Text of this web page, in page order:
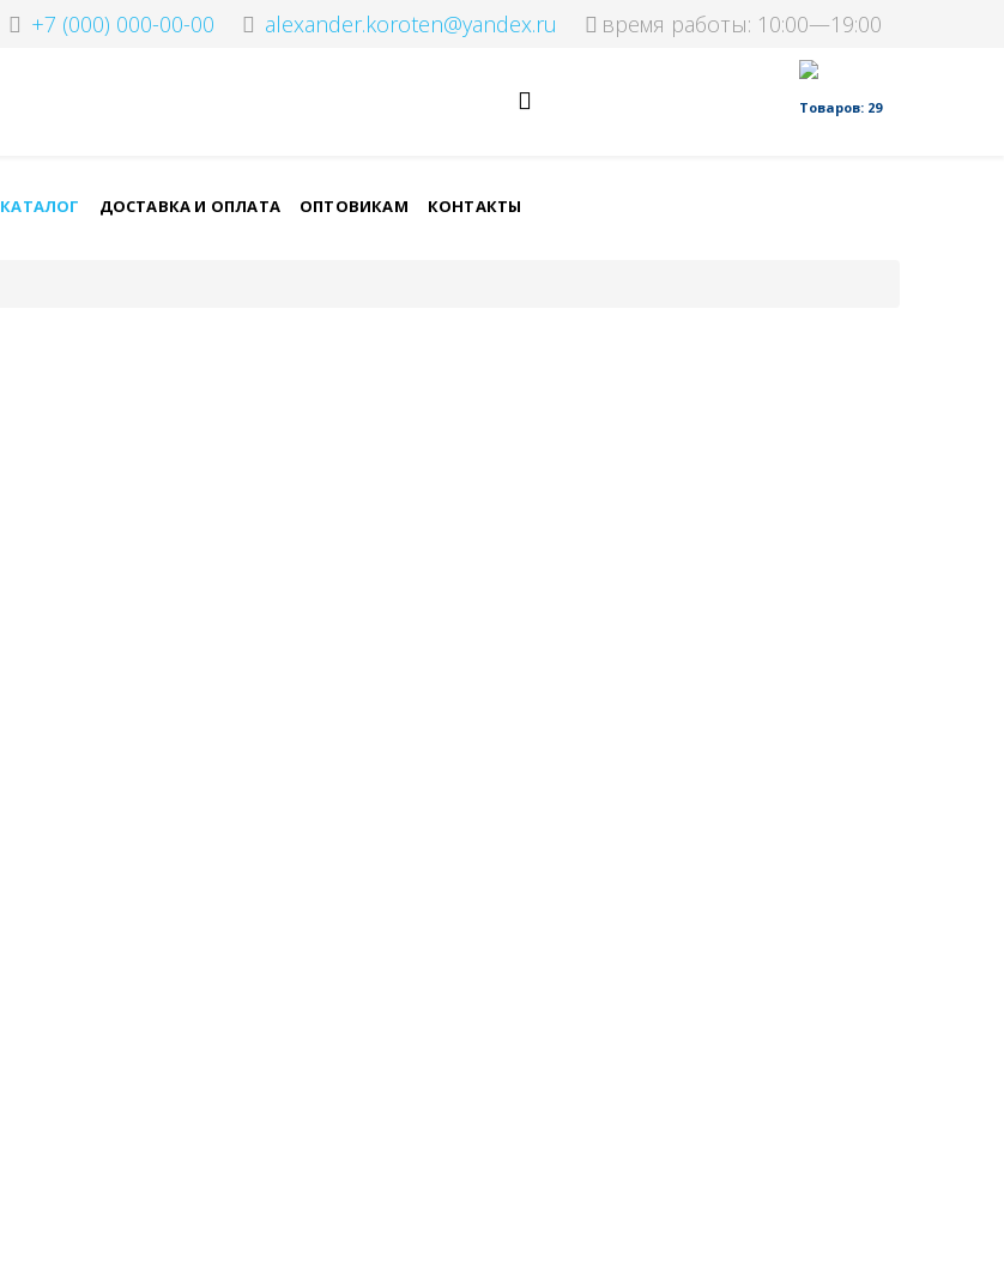
+7 (000) 000-00-00 alexander.koroten@yandex.ru время работы: 10:00—19:00
КАТАЛОГ ДОСТАВКА И ОПЛАТА ОПТОВИКАМ КОНТАКТЫ
Товаров: 29